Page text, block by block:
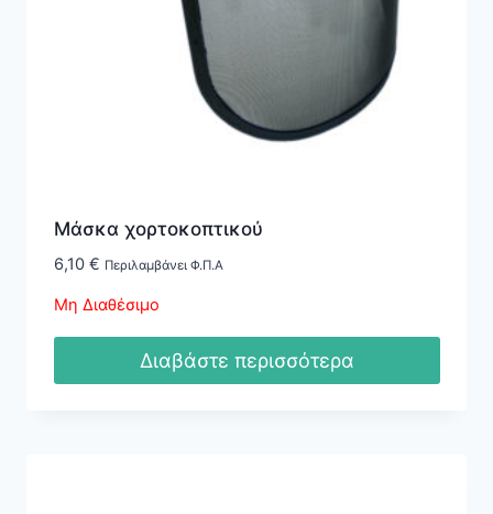
Μάσκα χορτοκοπτικού
6,10 € Περιλαμβάνει Φ.Π.Α
Μη Διαθέσιμο
Διαβάστε περισσότερα